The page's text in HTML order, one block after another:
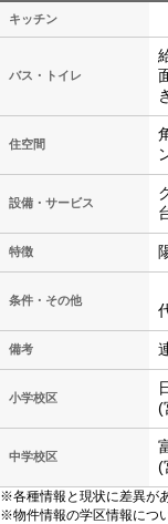
キッチン
バス・トイレ
住空間
設備・サービス
特徴
条件・その他
備考
小学校区
(
中学校区
(
※各種情報と現状に差異が
※物件情報の学区情報につ